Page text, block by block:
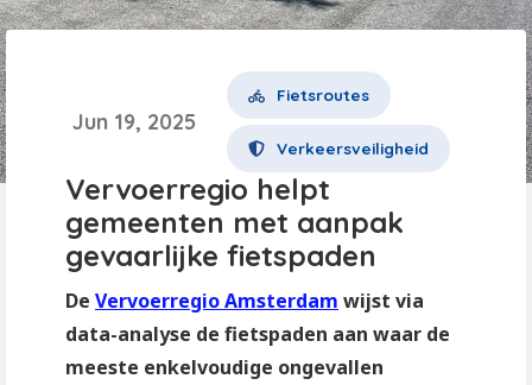
Jun 19, 2025
Fietsroutes
Verkeersveiligheid
Vervoerregio helpt
gemeenten met aanpak
gevaarlijke fietspaden
De Vervoerregio Amsterdam wijst via
data-analyse de fietspaden aan waar de
meeste enkelvoudige ongevallen